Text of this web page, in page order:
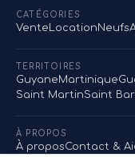
CATÉGORIES
Vente LocationNeufs
TERRITOIRES
GuyaneMartinique
Saint MartinSaint
À PROPOS
À proposContact &